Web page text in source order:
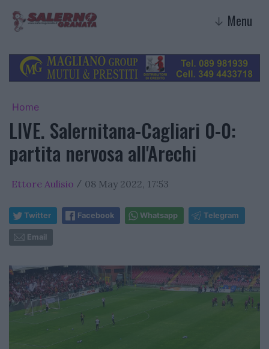
↓ Menu
Home
LIVE. Salernitana-Cagliari 0-0:
partita nervosa all'Arechi
Ettore Aulisio / 08 May 2022, 17:53
Twitter Facebook Whatsapp Telegram
Email